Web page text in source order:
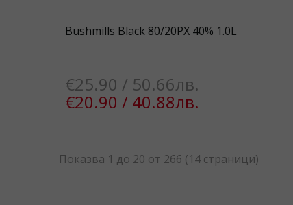
Bushmills Black 80/20PX 40% 1.0L
€25.90 / 50.66лв.
€20.90 / 40.88лв.
Показва 1 до 20 от 266 (14 страници)